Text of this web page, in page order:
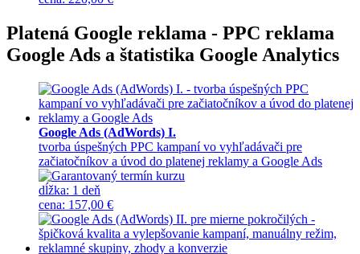
Platená Google reklama - PPC reklama
Google Ads a štatistika Google Analytics
Google Ads (AdWords) I.
tvorba úspešných PPC kampaní vo vyhľadávači pre
začiatočníkov a úvod do platenej reklamy a Google Ads
dĺžka: 1 deň
cena: 157,00 €